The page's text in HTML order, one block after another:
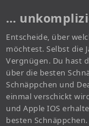
…
Entscheide, über
möchtest. Selbst die
Vergnügen. Du hast
über die besten
Schnäppchen und
einmal verschickt
und Apple IOS
besten Schnäppchen.